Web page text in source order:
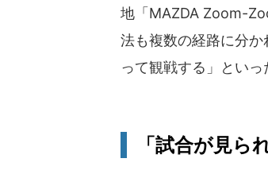
地「MAZDA Zoom-
法も複数の経路に分
って観戦する」といっ
「試合が見ら